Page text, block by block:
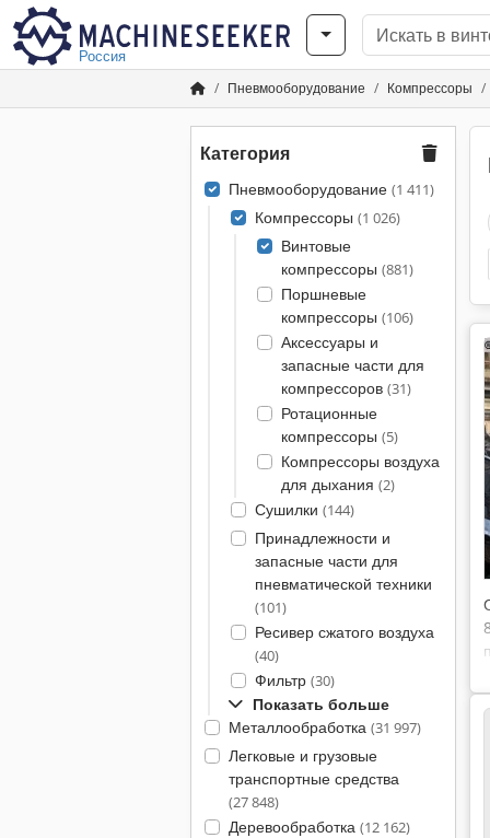
Россия
Пневмооборудование Компрессоры
Категория
Пневмооборудование (1 411)
Компрессоры (1 026)
Винтовые
компрессоры (881)
Поршневые
компрессоры (106)
Аксессуары и
запасные части для
компрессоров (31)
Ротационные
компрессоры (5)
Компрессоры воздуха
для дыхания (2)
Сушилки (144)
Принадлежности и
запасные части для
пневматической техники
(101)
Ресивер сжатого воздуха
(40)
Фильтр (30)
Показать больше
Металлообработка (31 997)
Легковые и грузовые
транспортные средства
(27 848)
Деревообработка (12 162)